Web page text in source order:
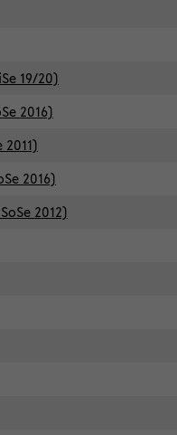
19/20)
2016)
2016)
2012)